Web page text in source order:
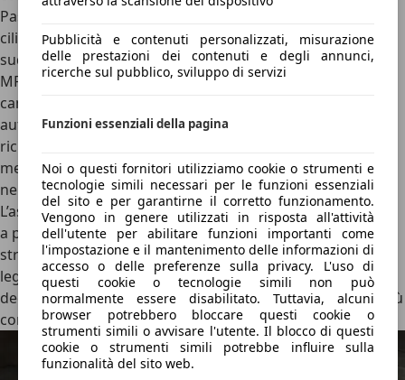
Pubblicità e contenuti personalizzati, misurazione
delle prestazioni dei contenuti e degli annunci,
ricerche sul pubblico, sviluppo di servizi
Funzioni essenziali della pagina
Noi o questi fornitori utilizziamo cookie o strumenti e
tecnologie simili necessari per le funzioni essenziali
del sito e per garantirne il corretto funzionamento.
Vengono in genere utilizzati in risposta all'attività
dell'utente per abilitare funzioni importanti come
l'impostazione e il mantenimento delle informazioni di
accesso o delle preferenze sulla privacy. L'uso di
questi cookie o tecnologie simili non può
normalmente essere disabilitato. Tuttavia, alcuni
browser potrebbero bloccare questi cookie o
strumenti simili o avvisare l'utente. Il blocco di questi
cookie o strumenti simili potrebbe influire sulla
funzionalità del sito web.
Passando alle unità sovralimentate, si tratta del 1.0 tre
cilindri T-GDI da 100 CV. Si tratta del cuore dell’offerta ed è
suddiviso tra l’unità manuale a sei rapporti (cinque sul 1.2
MPI e 1.2 GPL), la varianteMild Hybrid 48V
cambio manuale e infine abbinata con il cambio
automatico. Il cambio manuale iMT a frizione elettronica
richiede un po’ di abitudine ma offre cambiate morbide,
mentre il DCT a 7 marce è rapido e comodo, soprattutto
nel traffico.
L’assetto è equilibrato anche se dietro le sospensioni sono
a ponte torcente, McPherson davanti. Il necessario per le
strade di tutti i giorni, con uno sterzo sufficientemente
leggero. Tra tutti, grazie al supporto della batteria
dedicata, il 1.0 T-GDI Mild Hybrid è quello con i consumi più
contenuti da scheda tecnica: 4,9-5,4 l/100 km.